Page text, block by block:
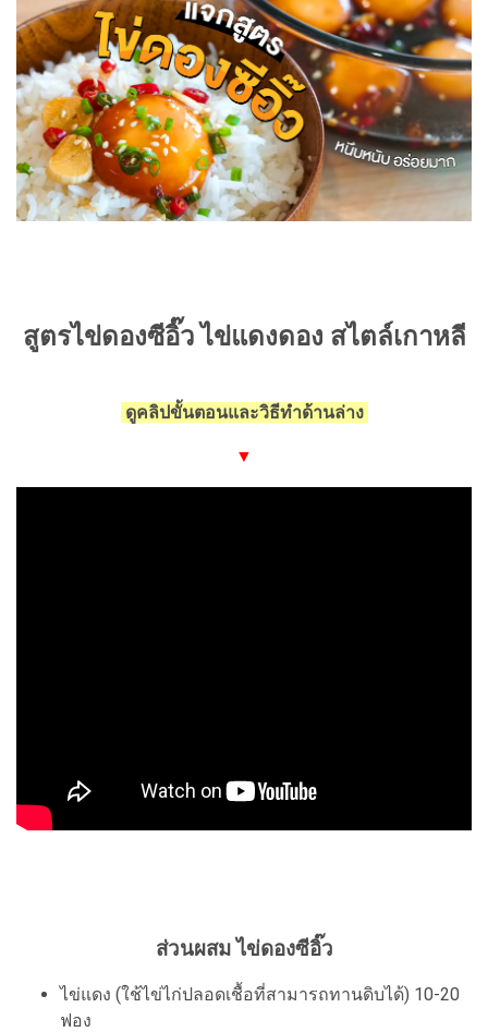
สูตรไข่ดองซีอิ๊ว ไข่แดงดอง สไตล์เกาหลี
ดูคลิปขั้นตอนและวิธีทำด้านล่าง
▼
ส่วนผสม ไข่ดองซีอิ๊ว
ไข่แดง (ใช้ไข่ไก่ปลอดเชื้อที่สามารถทานดิบได้) 10-20
ฟอง